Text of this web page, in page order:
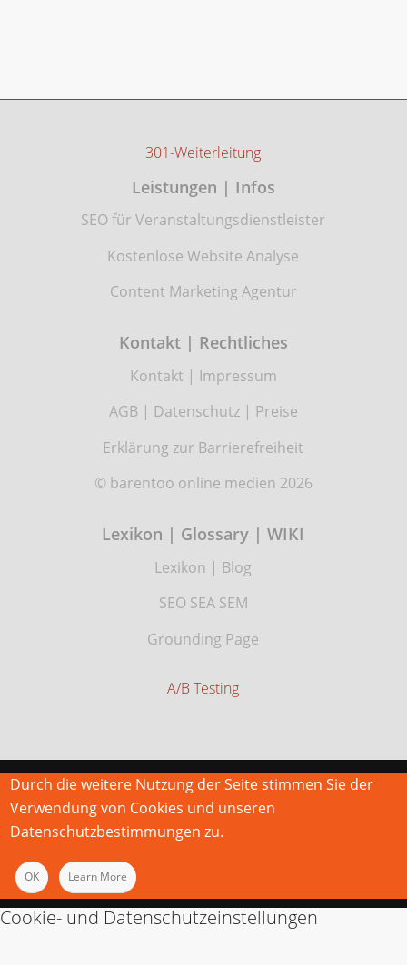
301-Weiterleitung
Leistungen | Infos
SEO für Veranstaltungsdienstleister
Kostenlose Website Analyse
Content Marketing Agentur
Kontakt | Rechtliches
Kontakt | Impressum
AGB| Datenschutz| Preise
Erklärung zur Barrierefreiheit
© barentoo online medien 2026
Lexikon | Glossary | WIKI
Lexikon | Blog
SEO SEA SEM
Grounding Page
A/B Testing
Durch die weitere Nutzung der Seite stimmen Sie der
Verwendung von Cookies und unseren
Datenschutzbestimmungen zu.
OK Learn More
Cookie- und Datenschutzeinstellungen